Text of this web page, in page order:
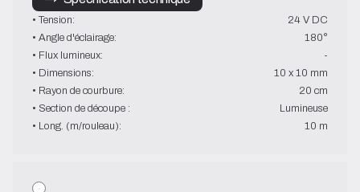
• Tension:
24 V DC
• Angle d'éclairage:
180°
• Flux lumineux:
-
• Dimensions:
10 x 10 mm
• Rayon de courbure:
20 cm
• Section de découpe :
Lumineuse
• Long. (m/rouleau):
10 m